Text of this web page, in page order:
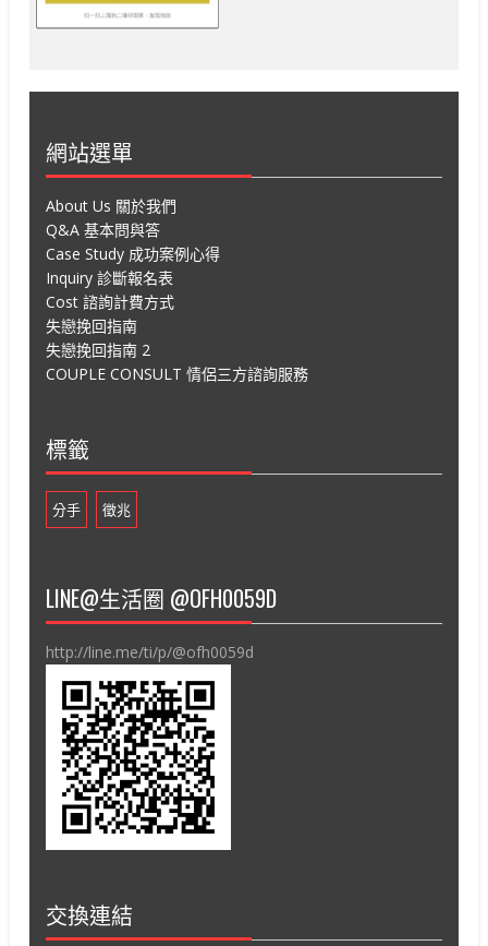
網站選單
About Us 關於我們
Q&A 基本問與答
Case Study 成功案例心得
Inquiry 診斷報名表
Cost 諮詢計費方式
失戀挽回指南
失戀挽回指南 2
COUPLE CONSULT 情侶三方諮詢服務
標籤
分手 徵兆
LINE@生活圈 @OFH0059D
http://line.me/ti/p/@ofh0059d
交換連結